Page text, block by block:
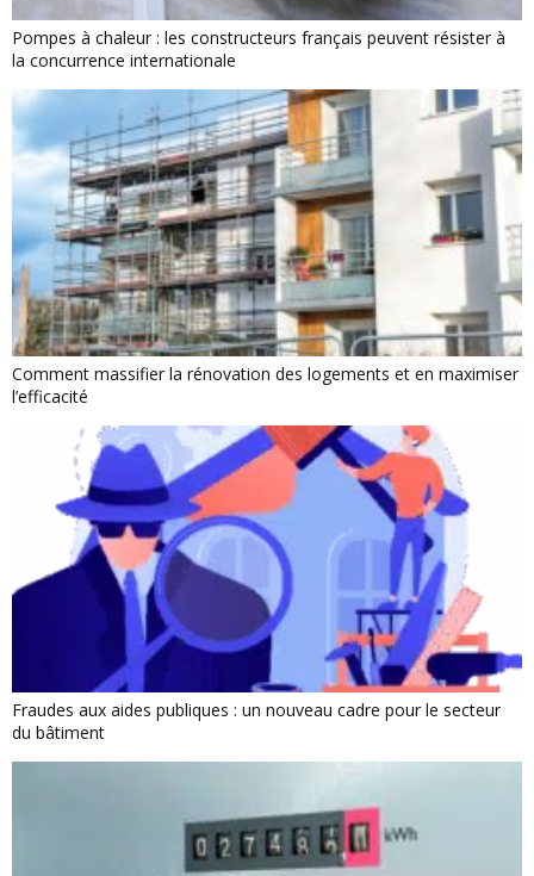
Pompes à chaleur : les constructeurs français peuvent résister à
la concurrence internationale
Comment massifier la rénovation des logements et en maximiser
l’efficacité
Fraudes aux aides publiques : un nouveau cadre pour le secteur
du bâtiment